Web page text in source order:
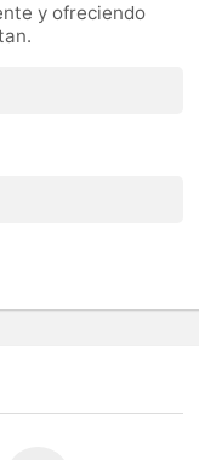
y ofreciendo